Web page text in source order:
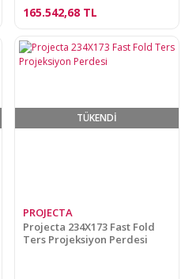
165.542,68 TL
TÜKENDİ
PROJECTA
Projecta 234X173 Fast Fold
Ters Projeksiyon Perdesi